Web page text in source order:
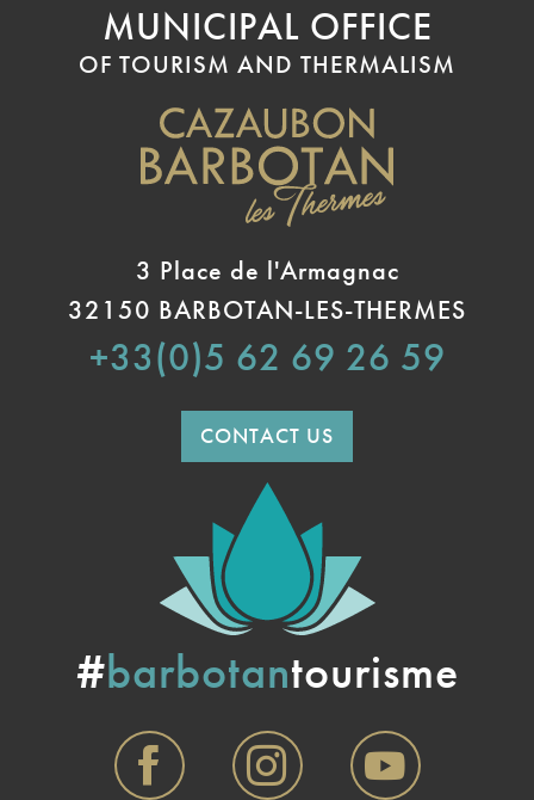
MUNICIPAL OFFICE
OF TOURISM AND THERMALISM
3 Place de l'Armagnac
32150 BARBOTAN-LES-THERMES
+33(0)5 62 69 26 59
CONTACT US
#barbotantourisme